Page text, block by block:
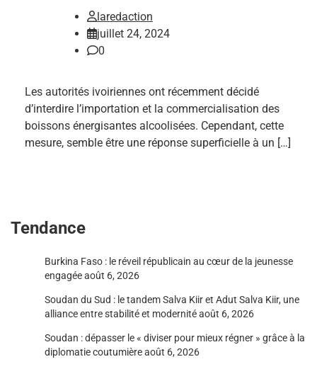
laredaction
juillet 24, 2024
0
Les autorités ivoiriennes ont récemment décidé
d’interdire l’importation et la commercialisation des
boissons énergisantes alcoolisées. Cependant, cette
mesure, semble être une réponse superficielle à un […]
Tendance
Burkina Faso : le réveil républicain au cœur de la jeunesse
engagéeaoût 6, 2026
Soudan du Sud : le tandem Salva Kiir et Adut Salva Kiir, une
alliance entre stabilité et modernitéaoût 6, 2026
Soudan : dépasser le « diviser pour mieux régner » grâce à la
diplomatie coutumièreaoût 6, 2026